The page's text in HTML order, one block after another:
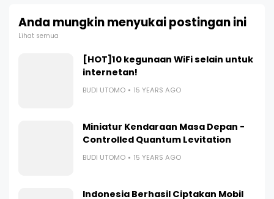
Anda mungkin menyukai postingan ini
Lihat semua
[HOT]10 kegunaan WiFi selain untuk
internetan!
BUDI UTOMO 15 YEARS AGO
Miniatur Kendaraan Masa Depan -
Controlled Quantum Levitation
BUDI UTOMO 15 YEARS AGO
Indonesia Berhasil Ciptakan Mobil